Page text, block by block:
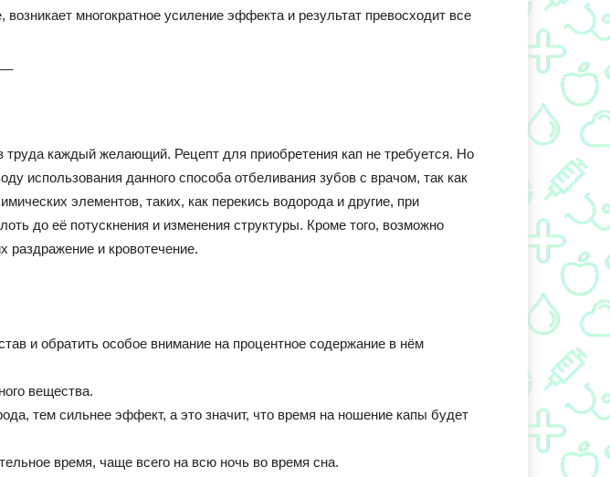
многократное усиление эффекта и результат превосходит все
каждый желающий. Рецепт для приобретения кап не требуется. Но
использования данного способа отбеливания зубов с врачом, так как
элементов, таких, как перекись водорода и другие, при
до её потускнения и изменения структуры. Кроме того, возможно
раздражение и кровотечение.
и обратить особое внимание на процентное содержание в нём
вещества.
тем сильнее эффект, а это значит, что время на ношение капы будет
время, чаще всего на всю ночь во время сна.